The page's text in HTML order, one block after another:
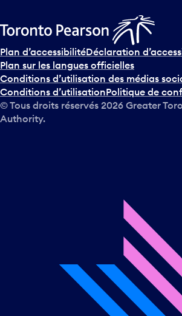
Plan d’accessibilitéDéclaration
Plan sur les langues officielles
Conditions d’utilisation des médias
Conditions d’utilisationPolitique de
© Tous droits réservés 2026 Greater
Authority.